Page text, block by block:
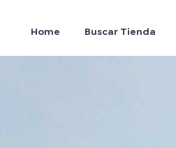
Home Buscar Tienda